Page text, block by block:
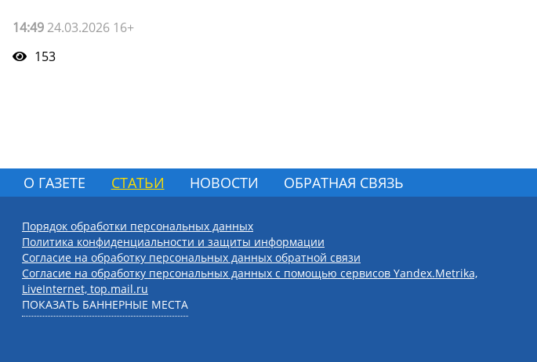
14:49 24.03.2026 16+
153
О ГАЗЕТЕ СТАТЬИ НОВОСТИ ОБРАТНАЯ СВЯЗЬ
Порядок обработки персональных данных
Политика конфиденциальности и защиты информации
Согласие на обработку персональных данных обратной связи
Согласие на обработку персональных данных с помощью сервисов Yandex.Metrika,
LiveInternet, top.mail.ru
ПОКАЗАТЬ БАННЕРНЫЕ МЕСТА